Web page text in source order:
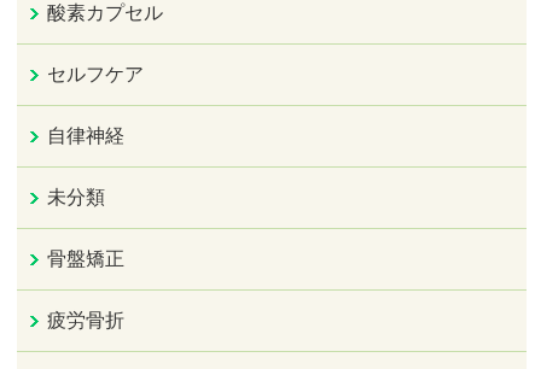
酸素カプセル
セルフケア
自律神経
未分類
骨盤矯正
疲労骨折